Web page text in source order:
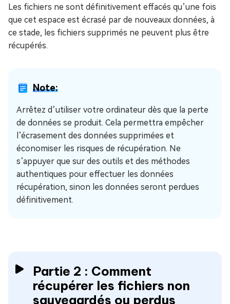
Les fichiers ne sont définitivement effacés qu’une fois
que cet espace est écrasé par de nouveaux données, à
ce stade, les fichiers supprimés ne peuvent plus être
récupérés.
Note:
Arrêtez d’utiliser votre ordinateur dès que la perte
de données se produit. Cela permettra empêcher
l’écrasement des données supprimées et
économiser les risques de récupération. Ne
s’appuyer que sur des outils et des méthodes
authentiques pour effectuer les données
récupération, sinon les données seront perdues
définitivement.
Partie 2 : Comment
récupérer les fichiers non
sauvegardés ou perdus